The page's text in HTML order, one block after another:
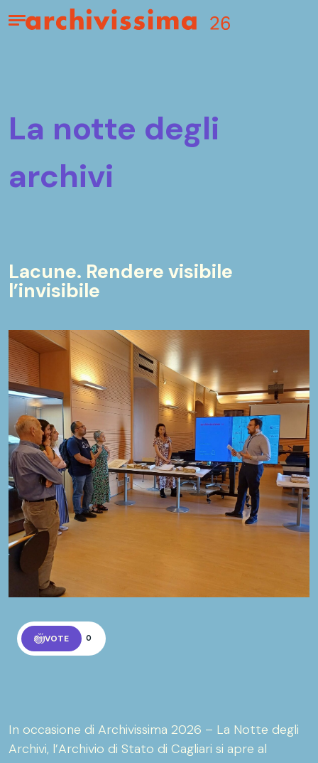
Home page
Apri il menu
la notte degli
archivi
Lacune. Rendere visibile
l’invisibile
VOTE 0
In occasione di Archivissima 2026 – La Notte degli
Archivi, l’Archivio di Stato di Cagliari si apre al